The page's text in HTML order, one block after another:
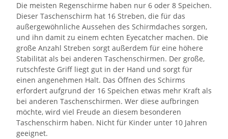
Die meisten Regenschirme haben nur 6 oder 8 Speichen.
Dieser Taschenschirm hat 16 Streben, die für das
außergewöhnliche Aussehen des Schirmdaches sorgen,
und ihn damit zu einem echten Eyecatcher machen. Die
große Anzahl Streben sorgt außerdem für eine höhere
Stabilität als bei anderen Taschenschirmen. Der große,
rutschfeste Griff liegt gut in der Hand und sorgt für
einen angenehmen Halt. Das Öffnen des Schirms
erfordert aufgrund der 16 Speichen etwas mehr Kraft als
bei anderen Taschenschirmen. Wer diese aufbringen
möchte, wird viel Freude an diesem besonderen
Taschenschirm haben. Nicht für Kinder unter 10 Jahren
geeignet.